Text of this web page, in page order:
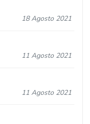
18 Agosto 2021
11 Agosto 2021
11 Agosto 2021